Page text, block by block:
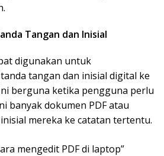
Tangan dan Inisial
digunakan untuk
tangan dan inisial digital ke
berguna ketika pengguna perlu
banyak dokumen PDF atau
mereka ke catatan tertentu.
mengedit PDF di laptop”